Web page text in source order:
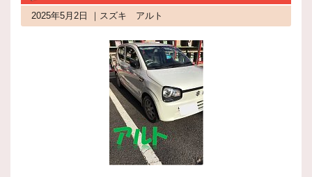
2025年5月2日 ｜スズキ アルト